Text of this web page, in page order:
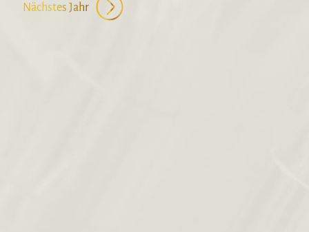
Nächstes Jahr